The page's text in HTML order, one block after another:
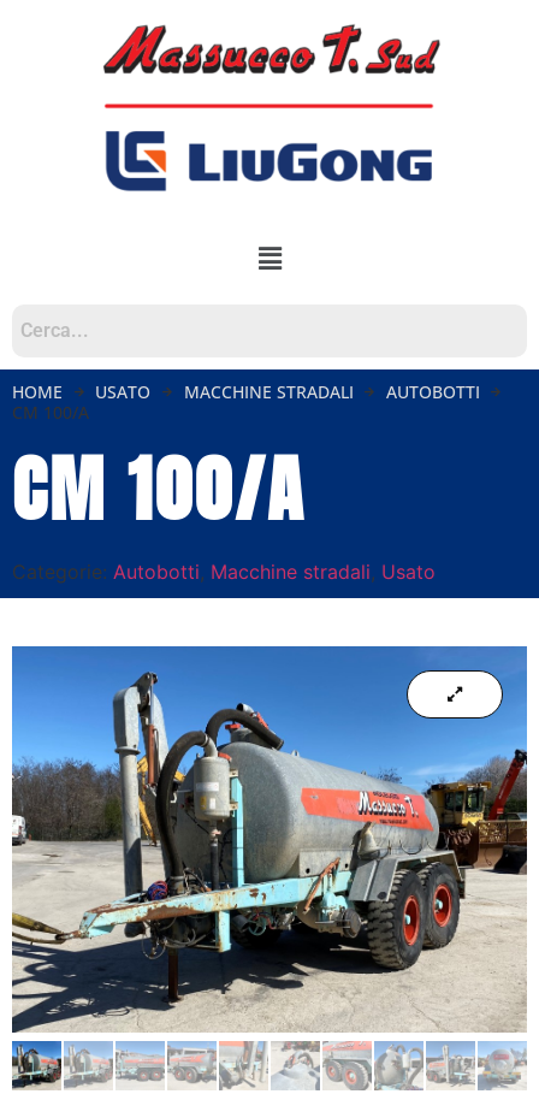
HOME USATO MACCHINE STRADALI
AUTOBOTTI
CM 100/A
CM 100/A
Categorie: Autobotti, Macchine stradali, Usato